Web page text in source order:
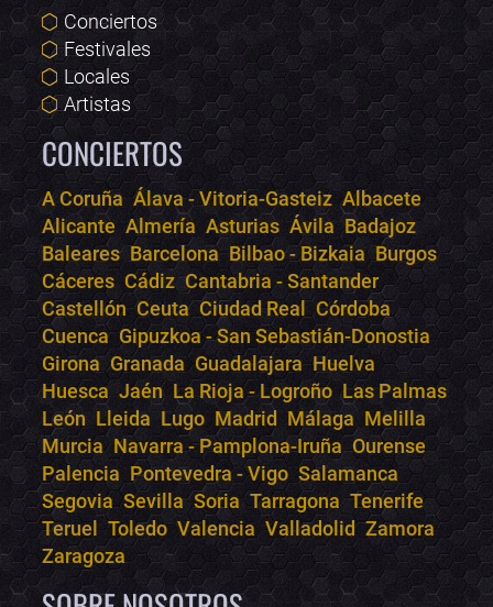
Conciertos
Festivales
Locales
Artistas
CONCIERTOS
A Coruña Álava - Vitoria-Gasteiz Albacete
Alicante Almería Asturias Ávila Badajoz
Baleares Barcelona Bilbao - Bizkaia Burgos
Cáceres Cádiz Cantabria - Santander
Castellón Ceuta Ciudad Real
Córdoba
Cuenca Gipuzkoa - San Sebastián-Donostia
Girona Granada Guadalajara Huelva
Huesca Jaén La Rioja - Logroño Las Palmas
León Lleida Lugo Madrid Málaga Melilla
Murcia Navarra - Pamplona-Iruña Ourense
Palencia Pontevedra - Vigo Salamanca
Segovia Sevilla Soria Tarragona Tenerife
Teruel
Toledo Valencia Valladolid Zamora
Zaragoza
Bololoco · conciertos.club
Online · Te ayudo a encontrar conciertos